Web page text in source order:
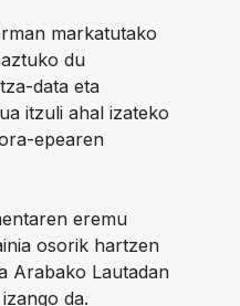
markatutako
du
data eta
itzuli ahal izateko
epearen
eremu
osorik hartzen
Arabako Lautadan
da.